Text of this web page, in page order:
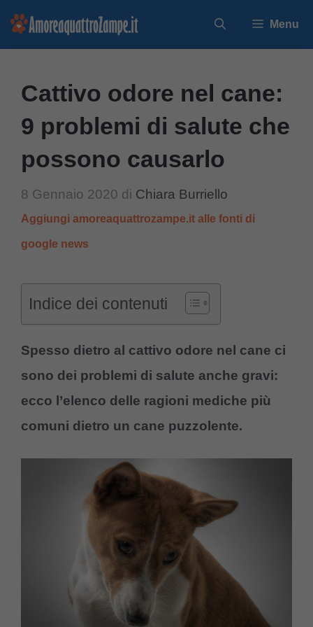
Vai
Menu
Cattivo odore nel cane:
9 problemi di salute che
possono causarlo
8 Gennaio 2020 di Chiara Burriello
Aggiungi amoreaquattrozampe.it alle fonti di
google news
Indice dei contenuti
Spesso dietro al cattivo odore nel cane ci
sono dei problemi di salute anche gravi:
ecco l’elenco delle ragioni mediche più
comuni dietro un cane puzzolente.